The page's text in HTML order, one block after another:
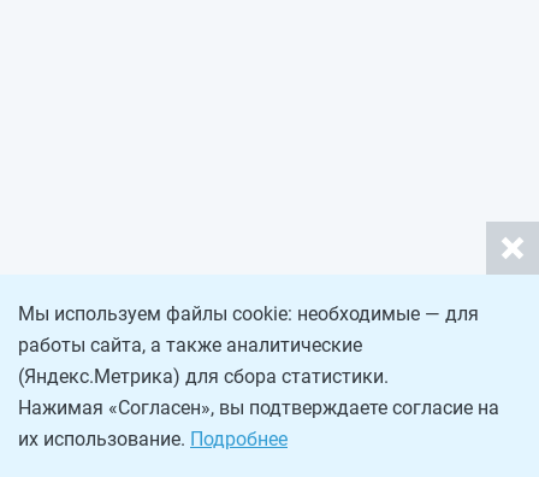
Мы используем файлы cookie: необходимые — для
работы сайта, а также аналитические
(Яндекс.Метрика) для сбора статистики.
Нажимая «Согласен», вы подтверждаете согласие на
их использование. Подробнее